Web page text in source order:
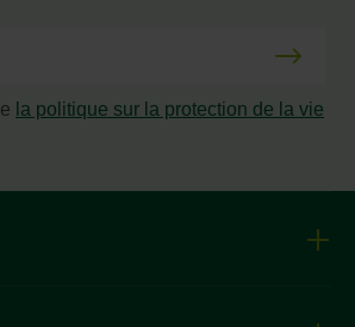
la politique sur la protection de la vie